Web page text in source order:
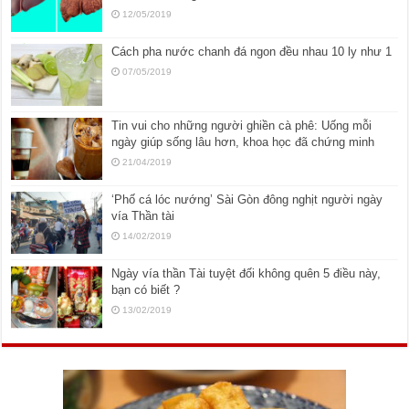
12/05/2019
Cách pha nước chanh đá ngon đều nhau 10 ly như 1
07/05/2019
Tin vui cho những người ghiền cà phê: Uống mỗi
ngày giúp sống lâu hơn, khoa học đã chứng minh
21/04/2019
‘Phố cá lóc nướng’ Sài Gòn đông nghịt người ngày
vía Thần tài
14/02/2019
Ngày vía thần Tài tuyệt đối không quên 5 điều này,
bạn có biết ?
13/02/2019